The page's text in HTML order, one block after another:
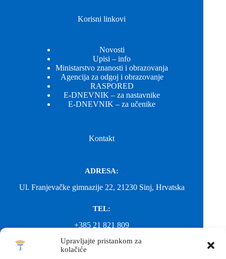
Upravljajte pristankom za
kolačiće
Korisni linkovi
Novosti
Upisi – info
Ministarstvo znanosti i obrazovanja
Agencija za odgoj i obrazovanje
RASPORED
E-DNEVNIK – za nastavnike
E-DNEVNIK – za učenike
Kontakt
ADRESA:
Ul. Franjevačke gimnazije 22, 21230 Sinj, Hrvatska
TEL:
+385 21 821 809
EMAIL: